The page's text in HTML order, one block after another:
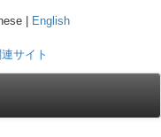
| English
連サイト